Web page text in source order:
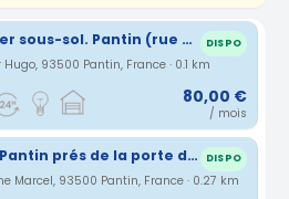
PARKING 1er sous-sol. Pantin (rue Victor Hugo entre Eglise et Mairie) DISPO
93500 Pantin, France · 0.1 km
80,00 €
/ mois
Parking à Pantin prés de la porte de Pantin Métro Hoche à 5 mns à pied de Paris , 1 minute de la piste cyclable Canal de l'Ourcq proche métro, tramway et gare RER et bus DISPO
Marcel, 93500 Pantin, France · 0.27 km